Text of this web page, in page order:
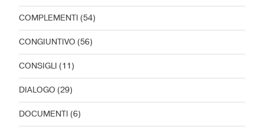
COMPLEMENTI (54)
CONGIUNTIVO (56)
CONSIGLI (11)
DIALOGO (29)
DOCUMENTI (6)